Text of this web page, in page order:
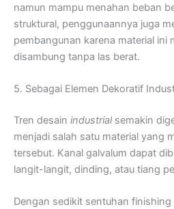
namun mampu menahan beban
struktural, penggunaannya juga
pembangunan karena material ini
disambung tanpa las berat.
5. Sebagai Elemen Dekoratif
Tren desain industrialsemakin
menjadi salah satu material yang
tersebut. Kanal galvalum dapat
langit-langit, dinding, atau tiang
Dengan sedikit sentuhan finishing